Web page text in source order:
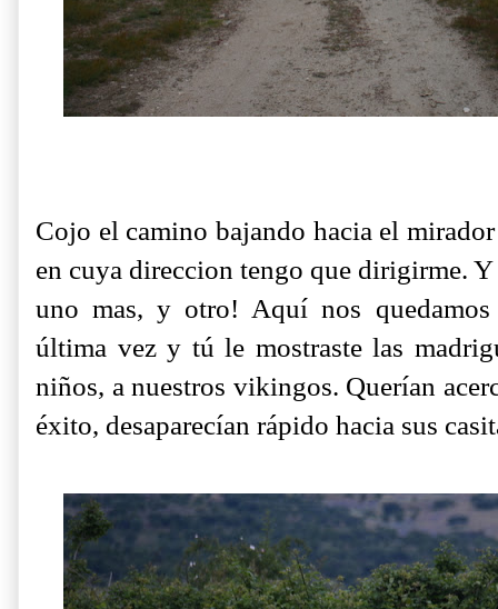
Cojo el camino bajando hacia el
en cuya direccion tengo que dirigirme.
uno mas, y otro! Aquí nos
última vez y tú le mostraste las
niños, a nuestros vikingos. Querían
éxito, desaparecían rápido hacia sus